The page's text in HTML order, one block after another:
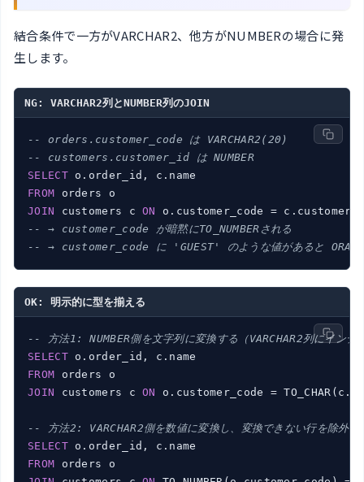
結合条件で一方がVARCHAR2、他方がNUMBERの場合に発
生します。
NG: VARCHAR2列とNUMBER列のJOIN
-- orders.customer_code は VARCHAR2(20)
-- customers.customer_id は NUMBER
SELECT
FROM
JOIN customers c ON
-- → customer_code が暗黙にTO_NUMBERされる
-- → customer_code に 'GUEST' のような値があると ORA-
OK: 明示的に型を揃える
-- 方法1: NUMBER側を文字列に変換する（VARCHAR2列にインデ
SELECT
FROM
JOIN customers c ON o.customer_code =
-- 方法2: VARCHAR2側を数値に変換し、変換できない行を除外す
SELECT
FROM